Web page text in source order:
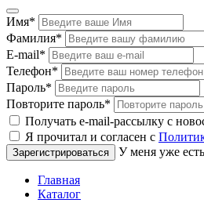
Имя*
Фамилия*
E-mail*
Телефон*
Пароль*
Повторите пароль*
Получать e-mail-рассылку с
Я прочитал и согласен с
У меня уже
Главная
Каталог